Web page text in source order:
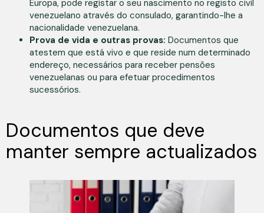
Europa, pode registar o seu nascimento no registo civil
venezuelano através do consulado, garantindo-lhe a
nacionalidade venezuelana.
Prova de vida e outras provas: Documentos que
atestem que está vivo e que reside num determinado
endereço, necessários para receber pensões
venezuelanas ou para efetuar procedimentos
sucessórios.
Documentos que deve
manter sempre actualizados